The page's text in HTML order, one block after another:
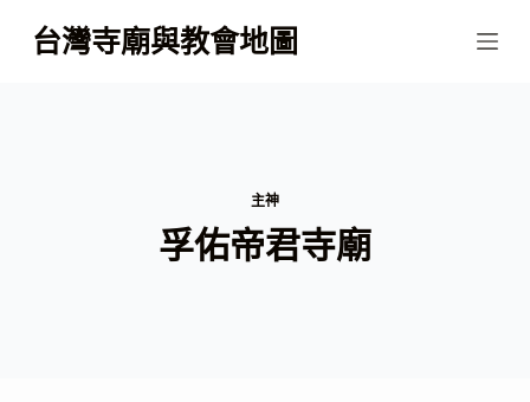
跳
至
台灣寺廟與教會地圖
主神
孚佑帝君寺廟